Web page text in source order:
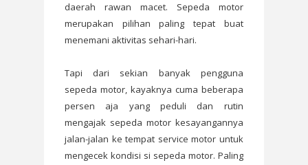
daerah rawan macet. Sepeda motor
merupakan pilihan paling tepat buat
menemani aktivitas sehari-hari.
Tapi dari sekian banyak pengguna
sepeda motor, kayaknya cuma beberapa
persen aja yang peduli dan rutin
mengajak sepeda motor kesayangannya
jalan-jalan ke tempat service motor untuk
mengecek kondisi si sepeda motor. Paling